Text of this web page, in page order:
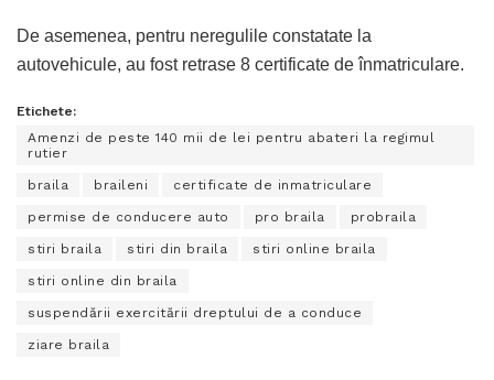
De asemenea, pentru neregulile constatate la
autovehicule, au fost retrase 8 certificate de înmatriculare.
Etichete:
Amenzi de peste 140 mii de lei pentru abateri la regimul
rutier
braila braileni certificate de inmatriculare
permise de conducere auto pro braila probraila
stiri braila stiri din braila stiri online braila
stiri online din braila
suspendării exercitării dreptului de a conduce
ziare braila